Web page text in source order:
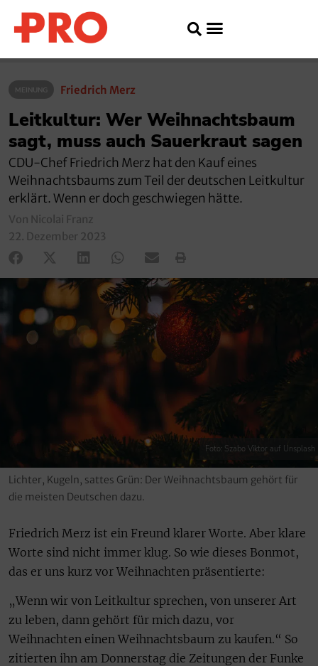
MEINUNG Friedrich Merz
Leitkultur: Wer Weihnachtsbaum
sagt, muss auch Sauerkraut sagen
CDU-Chef Friedrich Merz hat den Kauf eines
Weihnachtsbaums zum Teil der deutschen Leitkultur
erklärt. Wenn er doch geschwiegen hätte.
Von Nicolai Franz
22. Dezember 2023
Foto: Szabo Viktor auf Unsplash
Lichter, Kugeln, sattes Grün: Der Weihnachtsbaum gehört für
die meisten Deutschen dazu.
Friedrich Merz ist ein Freund klarer Worte. Aber klare
Worte sind nicht immer klug. So wie dieses Bonmot,
das er uns kurz vor Weihnachten präsentierte:
„Wenn wir von Leitkultur sprechen, von unserer Art
zu leben, dann gehört für mich dazu, vor
Weihnachten einen Weihnachtsbaum zu kaufen.“ So
zitierten ihn am Donnerstag die Zeitungen der Funke